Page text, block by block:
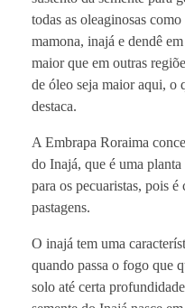
todas as oleaginosas
mamona, inajá e dendê
maior que em outras
de óleo seja maior aqui, o
destaca.
A Embrapa Roraima
do Inajá, que é uma
para os pecuaristas, pois
pastagens.
O inajá tem uma
quando passa o fogo que
solo até certa